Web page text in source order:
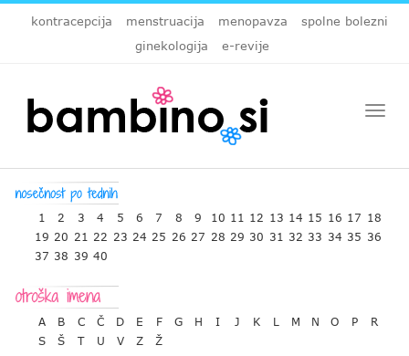
kontracepcija menstruacija menopavza
spolne bolezni
ginekologija
e-revije
1 2 3 4 5 6 7 8 9 10 11 12 13 14 15 16 17 18
19 20 21 22 23 24 25 26 27 28 29 30 31 32 33 34 35 36
37 38 39 40
A B C Č D E F G H I J K L M N O P
R
S
Š T U V Z Ž